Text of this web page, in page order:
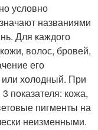
условно
названиями
Для каждого
волос, бровей,
его
или холодный. При
показателя: кожа,
пигменты на
неизменными.